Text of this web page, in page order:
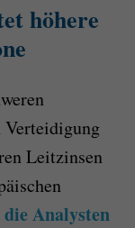
höhere
Verteidigung
Leitzinsen
die Analysten